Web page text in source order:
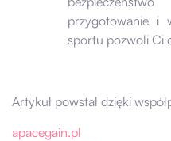
przygotowanie i
sportu pozwoli Ci
Artykuł powstał dzięki
apacegain.pl